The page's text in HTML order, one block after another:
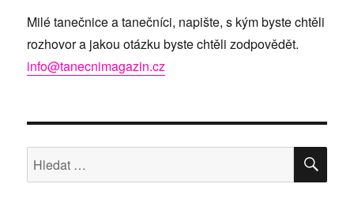
Milé tanečnice a tanečníci, napište, s kým byste chtěli
rozhovor a jakou otázku byste chtěli zodpovědět.
info@tanecnimagazin.cz
Hledat: